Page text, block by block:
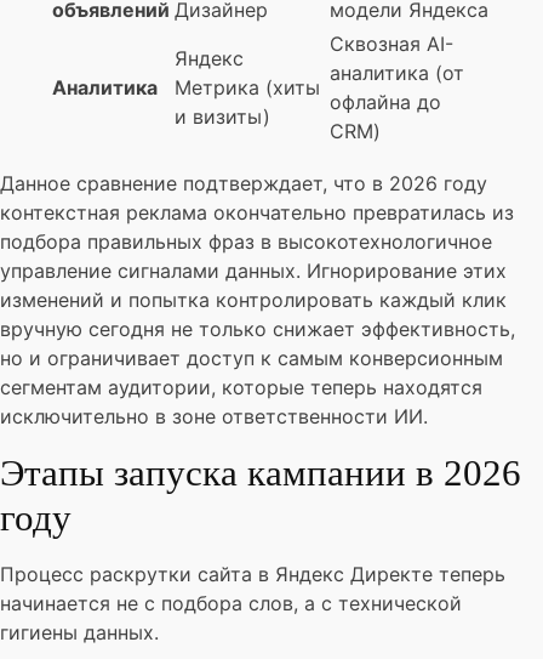
объявлений Дизайнер модели Яндекса
Аналитика
Яндекс
Метрика (хиты
и визиты)
Сквозная AI-
аналитика (от
офлайна до
CRM)
Данное сравнение подтверждает, что в 2026 году
контекстная реклама окончательно превратилась из
подбора правильных фраз в высокотехнологичное
управление сигналами данных. Игнорирование этих
изменений и попытка контролировать каждый клик
вручную сегодня не только снижает эффективность,
но и ограничивает доступ к самым конверсионным
сегментам аудитории, которые теперь находятся
исключительно в зоне ответственности ИИ.
Этапы запуска кампании в 2026
году
Процесс раскрутки сайта в Яндекс Директе теперь
начинается не с подбора слов, а с технической
гигиены данных.